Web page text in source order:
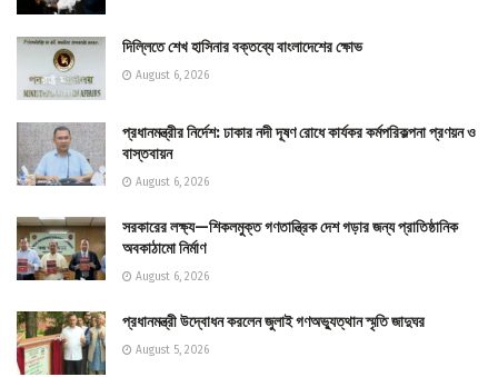
দিল্লিতে শেখ হাসিনার বক্তব্যে বাংলাদেশের ক্ষোভ
August 6, 2026
প্রধানমন্ত্রীর নির্দেশ: ঢাকার নদী দূষণ রোধে কার্যকর কর্মপরিকল্পনা প্রণয়ন ও
বাস্তবায়ন
August 6, 2026
সরকারের লক্ষ্য—শিকলমুক্ত গণতান্ত্রিক দেশ গড়ার জন্য প্রাতিষ্ঠানিক
অবকাঠামো নির্মাণ
August 6, 2026
প্রধানমন্ত্রী উদ্বোধন করলেন জুলাই গণঅভ্যুত্থান স্মৃতি জাদুঘর
August 5, 2026